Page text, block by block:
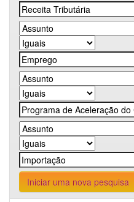
Iniciar uma nova pesquisa